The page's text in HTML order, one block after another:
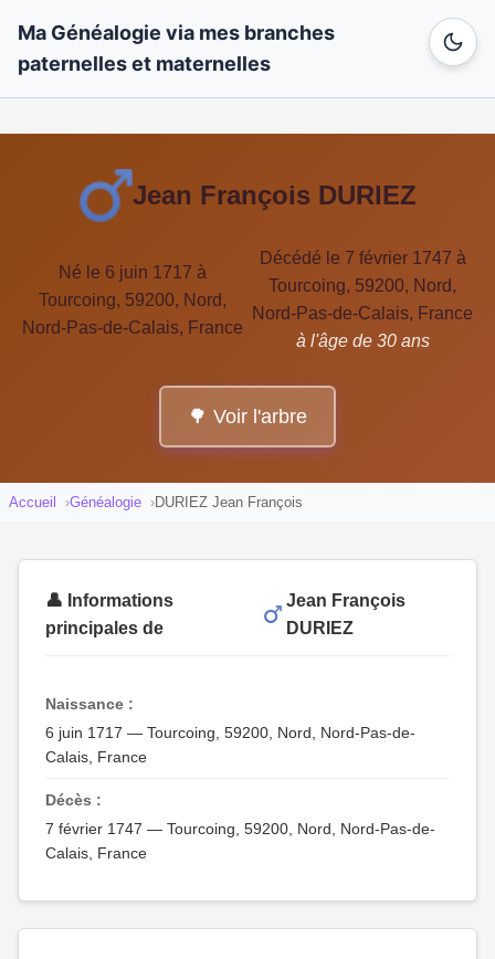
Ma Généalogie via mes branches
paternelles et maternelles
Jean François DURIEZ
Né le 6 juin 1717 à
Tourcoing, 59200, Nord,
Nord-Pas-de-Calais, France
Décédé le 7 février 1747 à
Tourcoing, 59200, Nord,
Nord-Pas-de-Calais, France
à l'âge de 30 ans
🌳 Voir l'arbre
Accueil Généalogie DURIEZ Jean François
👤 Informations
principales de
Jean François
DURIEZ
Naissance :
6 juin 1717 — Tourcoing, 59200, Nord, Nord-Pas-de-
Calais, France
Décès :
7 février 1747 — Tourcoing, 59200, Nord, Nord-Pas-de-
Calais, France